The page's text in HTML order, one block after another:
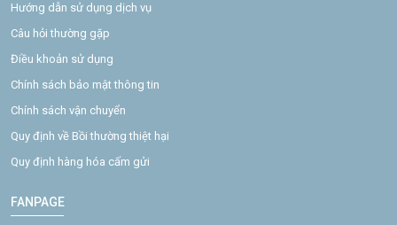
Hướng dẫn sử dụng dịch vụ
Câu hỏi thường gặp
Điều khoản sử dụng
Chính sách bảo mật thông tin
Chính sách vận chuyển
Quy định về Bồi thường thiệt hại
Quy định hàng hóa cấm gửi
FANPAGE